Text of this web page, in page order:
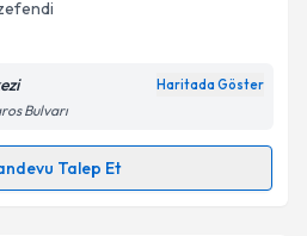
işlenmesine ilişkin
ve kişisel verilerimin belirtilen
Haritada Göster
Bulvarı
Talep Et
Talebi